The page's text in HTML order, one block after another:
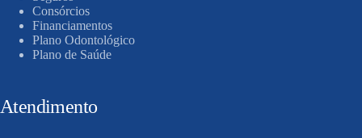
Consórcios
Financiamentos
Plano Odontológico
Plano de Saúde
Atendimento